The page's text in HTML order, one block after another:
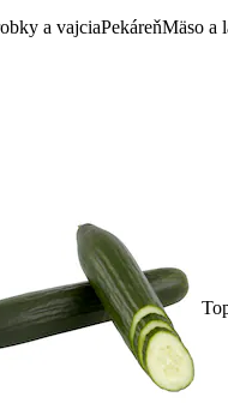
a vajciaPekáreňMäso a